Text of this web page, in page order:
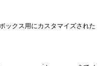
ス用にカスタマイズされた